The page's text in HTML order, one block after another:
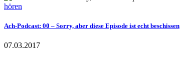
hören
Ach-Podcast: 00 – Sorry, aber diese Episode ist echt beschissen
07.03.2017